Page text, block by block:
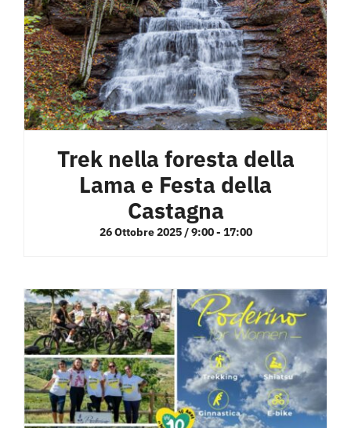
Trek nella foresta della
Lama e Festa della
Castagna
26 Ottobre 2025 / 9:00- 17:00